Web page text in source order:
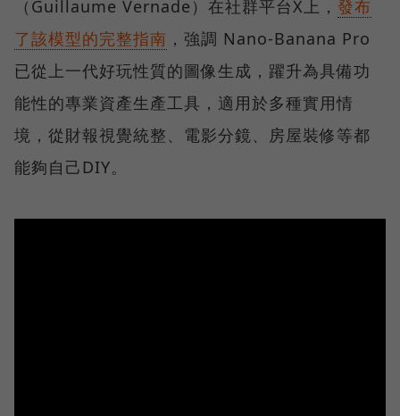
（Guillaume Vernade）在社群平台X上， 發布
了該模型的完整指南 ，強調 Nano-Banana Pro
已從上一代好玩性質的圖像生成，躍升為具備功
能性的專業資產生產工具，適用於多種實用情
境，從財報視覺統整、電影分鏡、房屋裝修等都
能夠自己DIY。